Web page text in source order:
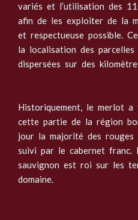
variés et l’utilisation des
afin de les exploiter de la
et respectueuse possible.
la localisation des
dispersées sur des
Historiquement, le merlot
cette partie de la région
jour la majorité des rouges
suivi par le cabernet franc.
sauvignon est roi sur les
domaine.